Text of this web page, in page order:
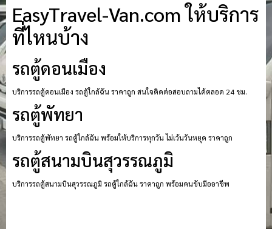
EasyTravel-Van.com ให้บริการ
ที่ไหนบ้าง
รถตู้ดอนเมือง
บริการรถตู้ดอนเมือง รถตู้ใกล้ฉัน ราคาถูก สนใจติดต่อสอบถามได้ตลอด 24 ชม.
รถตู้พัทยา
บริการรถตู้พัทยา รถตู้ใกล้ฉัน พร้อมให้บริการทุกวัน ไม่เว้นวันหยุด ราคาถูก
รถตู้สนามบินสุวรรณภูมิ
บริการรถตู้สนามบินสุวรรณภูมิ รถตู้ใกล้ฉัน ราคาถูก พร้อมคนขับมืออาชีพ